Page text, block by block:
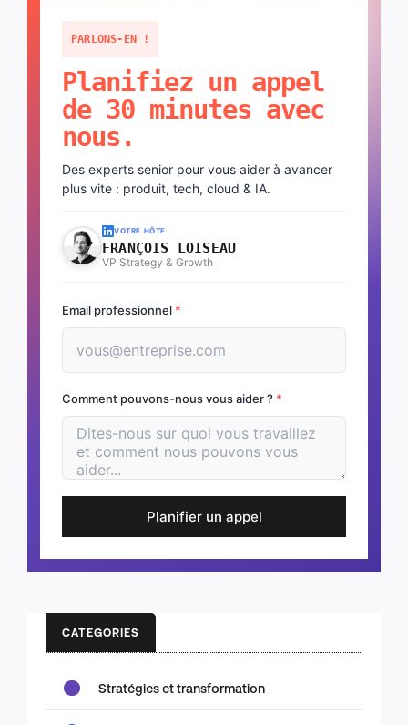
PARLONS-EN !
Planifiez un appel
de 30 minutes avec
nous.
Des experts senior pour vous aider à avancer
plus vite : produit, tech, cloud & IA.
VOTRE HÔTE
FRANÇOIS LOISEAU
VP Strategy & Growth
Email professionnel *
Comment pouvons-nous vous aider ? *
Planifier un appel
CATEGORIES
Stratégies et transformation